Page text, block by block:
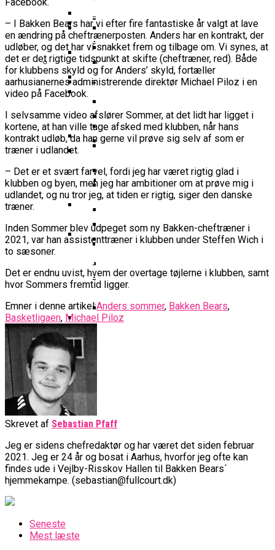
Møder FC Barcelona I Minicopa Endesa´s
Semifinale
Bakken Bears-Stjerne Skifter Til
Bundesligaen
Bakken Bears Sender Stjernespiller
Til NBA Summer League
Dansk Landstræner Efter Misset
EM-Slutrunde: “Vi Har Lagt
Noget Af Stien For Fremtiden”
FIBA Giver Danmark Den
Dårligste Karakter For Skuffende
Trup, Danmark Skal Møde I
Kampen Om En EM-Billet
Bakkens Supertalent
Nominerede Til Grundspillets
Bedste Unge Spiller
Vildt Comeback Og
Trepointsrekord: Bakken Bears
Knækkede Porto Efter Dobbelt
Europa Og Nærmer Sig Tidligt
Exit
Bakken Bears Åbner FIBA Europe
Cup Med Smalt Nederlag
Som Topscorer Til Youth
Champions League
Dansk Tenerife-Talent Med Ny
League
Noah Nørgaard Og Tenerife Fik
En God Start På Youth
Champions League: “Vores Mål
Dansk Tenerife-Stortalent
Imponerede Stort I Debut I Youth
Champions League
EuroCup
EuroLeague Udvider Til 20 Hold:
Dubai, Hapoel Og Valencia
Scene
Mere Europæisk Topbasket
Venter: Dansk Stjerne Skifter Til
Spansk EuroCup-Klub
EuroLeague – Skifter Til
Basketball Champions League
Danske Tobias Jensen Skal Møde
Portland Trail Blazers I NBA-
Kamp
Landsholdet
Torsdag Jagter Noah Nørgaard
Sensation Mod Mægtige Real Madrid I
Spansk U18-Kvartfinale
Der Er Mange Usikkerheder Lige Nu
Danmarks Kvindelandshold Skal Have
Ny Landstræner
Mod Georgien
VM 2023 All-Second Team
Offentliggjort
VM’s All Star-Hold Offentliggjort
Tyskland Er Verdensmester For
Canada Vinder VM-Bronze Efter
Vanvittigt Overtidsdrama Mod
USA
Morten Stig Jensen Om OL 2024:
“Vi Kan Forvente Os En Af De
Bedste Omgange OL
Udtaget Til Sydsudansk OL-
Bruttotrup
Breaking: Team USA Samler
Basketball-OL 2024: Se
Grupperne Og Sæt Krydser I Din
Ungdomspokalfinalerne: Her Er Alle
Vinderne
Ekstra Bladet Har Købt Rettighederne
Til Basketligaen
BørneBasketFonden Sender
Spændende U15-Trup Til Jr. NBA
Europe Tournament Til Sommer
Fra Drøm Til Virkelighed: Vejen
Basketball Klub Rykker Op I
Basketligaen
Medlemstal I Dansk Basket Boomer:
Fremgang For 12. År I Træk
Klumme
Morten Stig
– I Bakken Bears har vi efter fire fantastiske år valgt at lave
en ændring på cheftrænerposten. Anders har en kontrakt, der
udløber, og det har vi snakket frem og tilbage om. Vi synes, at
det er det rigtige tidspunkt at skifte (cheftræner, red). Både
for klubbens skyld og for Anders’ skyld, fortæller
aarhusianernes administrerende direktør Michael Piloz i en
video på Facebook.
I selvsamme video afslører Sommer, at det lidt har ligget i
kortene, at han ville tage afsked med klubben, når hans
kontrakt udløb, da han gerne vil prøve sig selv af som er
træner i udlandet.
– Det er et svært farvel, fordi jeg har været rigtig glad i
klubben og byen, men jeg har ambitioner om at prøve mig i
udlandet, og nu tror jeg, at tiden er rigtig, siger den danske
træner.
Inden Sommer blev udpeget som ny Bakken-cheftræner i
2021, var han assistenttræner i klubben under Steffen Wich i
to sæsoner.
Det er endnu uvist, hvem der overtage tøjlerne i klubben, samt
hvor Sommers fremtid ligger.
Emner i denne artikel:Anders sommer, Bakken Bears,
Basketligaen, Michael Piloz
Skrevet af Sebastian Pfaff
Jeg er sidens chefredaktør og har været det siden februar
2021. Jeg er 24 år og bosat i Aarhus, hvorfor jeg ofte kan
findes ude i Vejlby-Risskov Hallen til Bakken Bears´
hjemmekampe. (sebastian@fullcourt.dk)
Seneste
Mest læste